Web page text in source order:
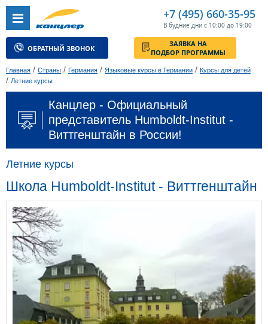
+7 (495) 660-35-95
В будние дни с 10:00 до 19:00
ОБРАТНЫЙ ЗВОНОК
ЗАЯВКА НА
ПОДБОР ПРОГРАММЫ
Главная / Страны / Германия / Языковые курсы в Германии / Курсы для детей
/ Летние курсы
Канцлер - Официальный
представитель Humboldt-Institut -
Виттгенштайн в России!
Летние курсы
Школа Humboldt-Institut - Виттгенштайн